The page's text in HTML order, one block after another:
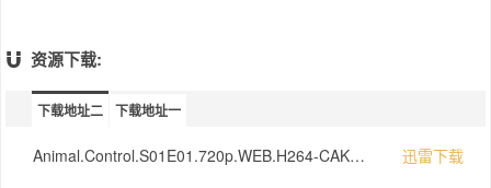
担的家庭责任超出了他的预期。他的搭档与他
球。
资源下载:
下载地址二 下载地址一
Animal.Control.S01E01.720p.WEB.H264-CAKES[rartv] 迅雷下载